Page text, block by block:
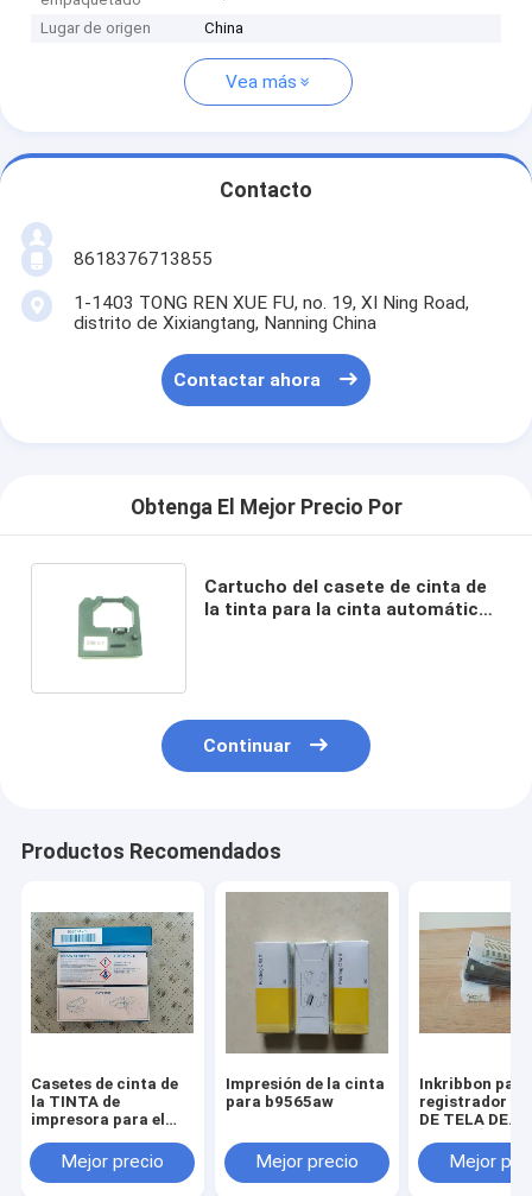
Lugar de origen China
Vea más
Contacto
8618376713855
1-1403 TONG REN XUE FU, no. 19, XI Ning Road,
distrito de Xixiangtang, Nanning China
Contactar ahora
Obtenga El Mejor Precio Por
Cartucho del casete de cinta de
la tinta para la cinta automática
Continuar
Productos Recomendados
Casetes de cinta de
la TINTA de
impresora para el
de UR1000/UR10000
B9901AX00 6
Mejor precio
Impresión de la cinta
para b9565aw
Mejor precio
Inkribbon
registrador
DE TELA DE
100m m
Mejor